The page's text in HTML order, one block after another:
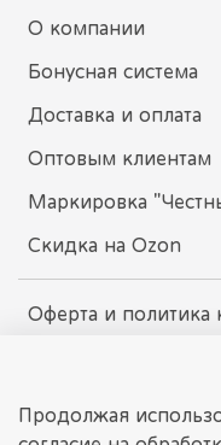
О компании
Бонусная система
Доставка и оплата
Оптовым клиентам
Маркировка
Скидка на Ozon
Оферта и политика
Продолжая